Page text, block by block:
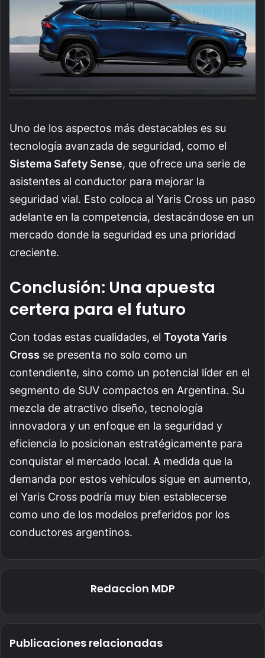
Uno de los aspectos más destacables es su
tecnología avanzada de seguridad, como el
Sistema Safety Sense, que ofrece una serie de
asistentes al conductor para mejorar la
seguridad vial. Esto coloca al Yaris Cross un paso
adelante en la competencia, destacándose en un
mercado donde la seguridad es una prioridad
creciente.
Conclusión: Una apuesta
certera para el futuro
Con todas estas cualidades, el Toyota Yaris
Cross se presenta no solo como un
contendiente, sino como un potencial líder en el
segmento de SUV compactos en Argentina. Su
mezcla de atractivo diseño, tecnología
innovadora y un enfoque en la seguridad y
eficiencia lo posicionan estratégicamente para
conquistar el mercado local. A medida que la
demanda por estos vehículos sigue en aumento,
el Yaris Cross podría muy bien establecerse
como uno de los modelos preferidos por los
conductores argentinos.
Redaccion MDP
Publicaciones relacionadas